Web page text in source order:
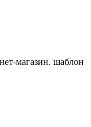
магазин. шаблон